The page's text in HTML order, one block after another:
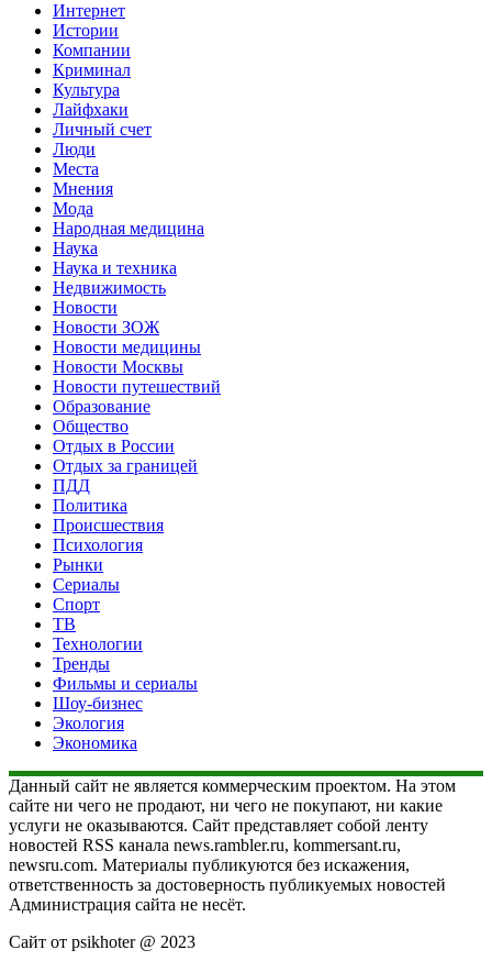
Интернет
Истории
Компании
Криминал
Культура
Лайфхаки
Личный счет
Люди
Места
Мнения
Мода
Народная медицина
Наука
Наука и техника
Недвижимость
Новости
Новости ЗОЖ
Новости медицины
Новости Москвы
Новости путешествий
Образование
Общество
Отдых в России
Отдых за границей
ПДД
Политика
Происшествия
Психология
Рынки
Сериалы
Спорт
ТВ
Технологии
Тренды
Фильмы и сериалы
Шоу-бизнес
Экология
Экономика
Данный сайт не является коммерческим проектом. На этом
сайте ни чего не продают, ни чего не покупают, ни какие
услуги не оказываются. Сайт представляет собой ленту
новостей RSS канала news.rambler.ru, kommersant.ru,
newsru.com. Материалы публикуются без искажения,
ответственность за достоверность публикуемых новостей
Администрация сайта не несёт.
Сайт от psikhoter @ 2023